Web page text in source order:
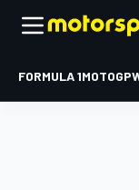
FORMULA 1MOTOGP